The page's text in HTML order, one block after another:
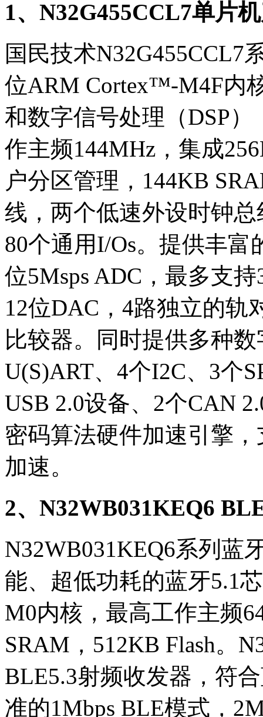
1、N32G455CCL7单片
国民技术N32G455CCL7
位ARM Cortex™-M4F内
和数字信号处理（DSP
作主频144MHz，集成
户分区管理，144KB
线，两个低速外设时钟
80个通用I/Os。提供丰富
位5Msps ADC，最多支
12位DAC，4路独立的轨
比较器。同时提供多种
U(S)ART、4个I2C、3个
USB 2.0设备、2个CAN
密码算法硬件加速引擎
加速。
2、N32WB031KEQ6
N32WB031KEQ6系列蓝
能、超低功耗的蓝牙5.1
M0内核，最高工作主频
SRAM，512KB Flash。
BLE5.3射频收发器，符
准的1Mbps BLE模式，